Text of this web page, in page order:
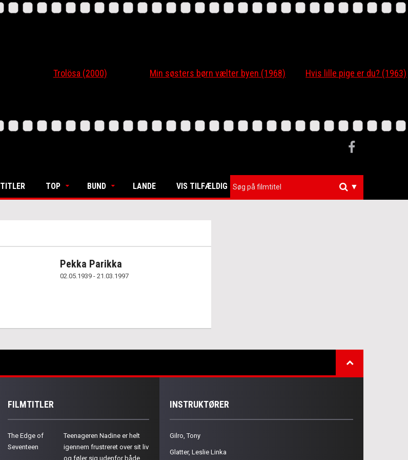
Trolösa (2000) Min søsters børn vælter byen (1968) Hvis lille pige er du? (1963)
TITLER TOP BUND LANDE VIS TILFÆLDIG ▼
Pekka Parikka
02.05.1939 - 21.03.1997
FILMTITLER
The Edge of
Seventeen
Teenageren Nadine er helt
igennem frustreret over sit liv
og føler sig udenfor både
INSTRUKTØRER
Gilro, Tony
Glatter, Leslie Linka